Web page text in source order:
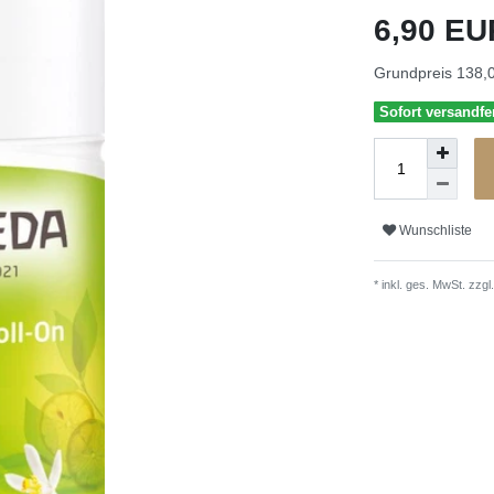
6,90
Grundpreis
Sofort
Wunschliste
* inkl. ges. MwSt. zzgl.